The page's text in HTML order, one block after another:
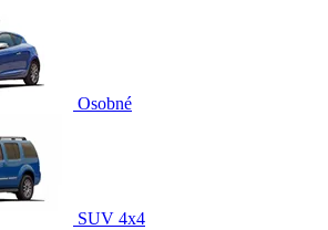
Osobné
SUV 4x4